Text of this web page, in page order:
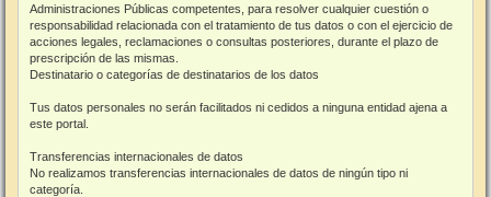
Administraciones Públicas competentes, para resolver cualquier cuestión o
responsabilidad relacionada con el tratamiento de tus datos o con el ejercicio de
acciones legales, reclamaciones o consultas posteriores, durante el plazo de
prescripción de las mismas.
Destinatario o categorías de destinatarios de los datos
Tus datos personales no serán facilitados ni cedidos a ninguna entidad ajena a
este portal.
Transferencias internacionales de datos
No realizamos transferencias internacionales de datos de ningún tipo ni
categoría.